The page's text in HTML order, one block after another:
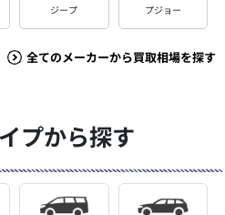
ジープ プジョー
全てのメーカーから買取相場を探す
プから探す